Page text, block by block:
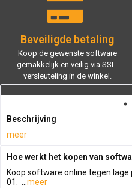
Beveiligde betaling
Koop de gewenste software
gemakkelijk en veilig via SSL-
versleuteling in de winkel.
Beschrijving
meer
Hoe werkt het kopen van
Koop software online tegen
01. ... meer